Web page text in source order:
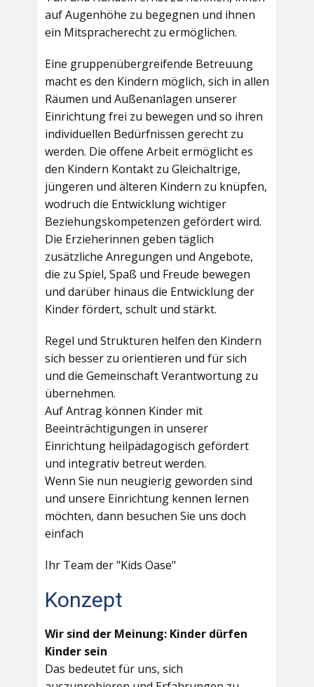
auf Augenhöhe zu begegnen und ihnen
ein Mitspracherecht zu ermöglichen.
Eine gruppenübergreifende Betreuung
macht es den Kindern möglich, sich in allen
Räumen und Außenanlagen unserer
Einrichtung frei zu bewegen und so ihren
individuellen Bedürfnissen gerecht zu
werden. Die offene Arbeit ermöglicht es
den Kindern Kontakt zu Gleichaltrige,
jüngeren und älteren Kindern zu knüpfen,
wodruch die Entwicklung wichtiger
Beziehungskompetenzen gefördert wird.
Die Erzieherinnen geben täglich
zusätzliche Anregungen und Angebote,
die zu Spiel, Spaß und Freude bewegen
und darüber hinaus die Entwicklung der
Kinder fördert, schult und stärkt.
Regel und Strukturen helfen den Kindern
sich besser zu orientieren und für sich
und die Gemeinschaft Verantwortung zu
übernehmen.
Auf Antrag können Kinder mit
Beeinträchtigungen in unserer
Einrichtung heilpädagogisch gefördert
und integrativ betreut werden.
Wenn Sie nun neugierig geworden sind
und unsere Einrichtung kennen lernen
möchten, dann besuchen Sie uns doch
einfach
Ihr Team der "Kids Oase"
Konzept
Wir sind der Meinung: Kinder dürfen
Kinder sein
Das bedeutet für uns, sich